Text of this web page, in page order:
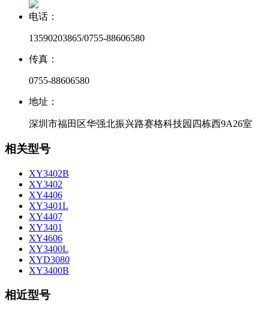
电话：
13590203865/0755-88606580
传真：
0755-88606580
地址：
深圳市福田区华强北振兴路赛格科技园四栋西9A26室
相关型号
XY3402B
XY3402
XY4406
XY3401L
XY4407
XY3401
XY4606
XY3400L
XYD3080
XY3400B
相近型号